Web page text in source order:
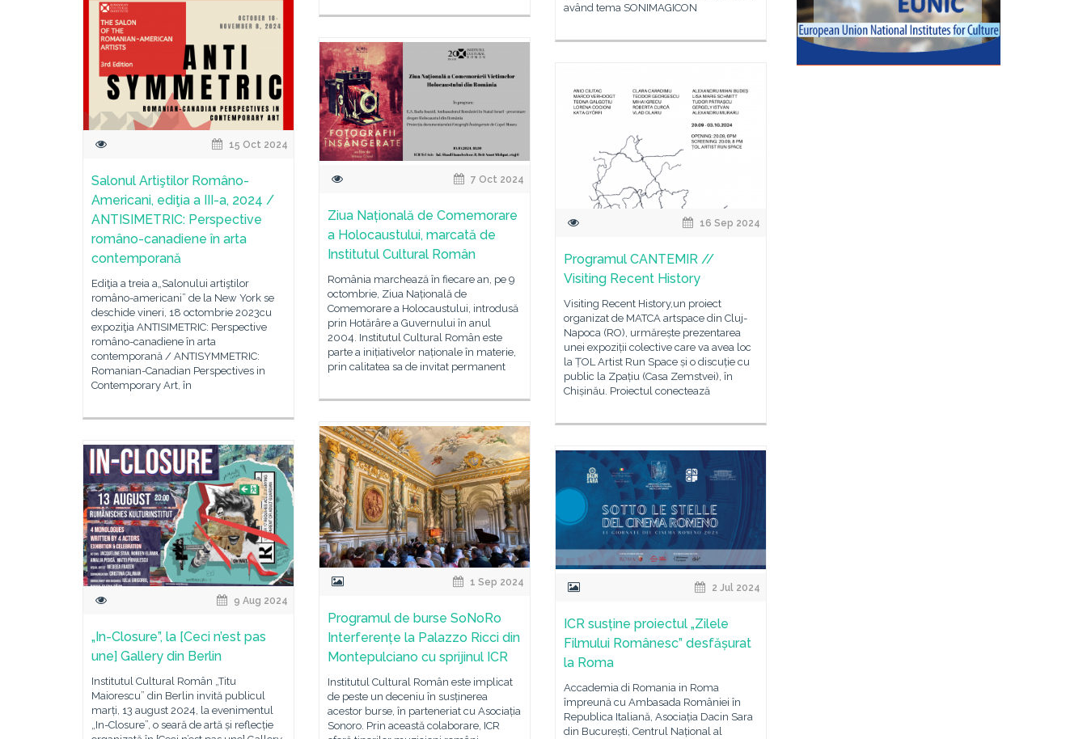
având tema SONIMAGICON
15 Oct 2024
Salonul Artiştilor Româno-
Americani, ediţia a III-a, 2024 /
ANTISIMETRIC: Perspective
româno-canadiene în arta
contemporană
Ediţia a treia a„Salonului artiştilor
româno-americani” de la New York se
deschide vineri, 18 octombrie 2023cu
expoziţia ANTISIMETRIC: Perspective
româno-canadiene în arta
contemporană / ANTISYMMETRIC:
Romanian-Canadian Perspectives in
Contemporary Art, în
7 Oct 2024
Ziua Națională de Comemorare
a Holocaustului, marcată de
Institutul Cultural Român
România marchează în fiecare an, pe 9
octombrie, Ziua Națională de
Comemorare a Holocaustului, introdusă
prin Hotărâre a Guvernului în anul
2004. Institutul Cultural Român este
parte a inițiativelor naționale în materie,
prin calitatea sa de invitat permanent
16 Sep 2024
Programul CANTEMIR //
Visiting Recent History
Visiting Recent History,un proiect
organizat de MATCA artspace din Cluj-
Napoca (RO), urmărește prezentarea
unei expoziții colective care va avea loc
la ȚOL Artist Run Space și o discuție cu
public la Zpațiu (Casa Zemstvei), în
Chișinău. Proiectul conectează
1 Sep 2024
Programul de burse SoNoRo
Interferențe la Palazzo Ricci din
Montepulciano cu sprijinul ICR
Institutul Cultural Român este implicat
de peste un deceniu în susținerea
acestor burse, în parteneriat cu Asociația
Sonoro. Prin această colaborare, ICR
9 Aug 2024
„In-Closure”, la [Ceci n’est pas
une] Gallery din Berlin
Institutul Cultural Român „Titu
Maiorescu” din Berlin invită publicul
marți, 13 august 2024, la evenimentul
„In-Closure”, o seară de artă și reflecție
2 Jul 2024
ICR susține proiectul „Zilele
Filmului Românesc” desfășurat
la Roma
Accademia di Romania in Roma
împreună cu Ambasada României în
Republica Italiană, Asociația Dacin Sara
din București, Centrul Național al